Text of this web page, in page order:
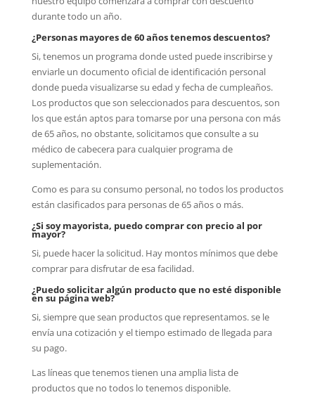
durante todo un año.
¿Personas mayores de 60 años tenemos descuentos?
Si, tenemos un programa donde usted puede inscribirse y
enviarle un documento oficial de identificación personal
donde pueda visualizarse su edad y fecha de cumpleaños.
Los productos que son seleccionados para descuentos, son
los que están aptos para tomarse por una persona con más
de 65 años, no obstante, solicitamos que consulte a su
médico de cabecera para cualquier programa de
suplementación.
Como es para su consumo personal, no todos los productos
están clasificados para personas de 65 años o más.
¿Si soy mayorista, puedo comprar con precio al por
mayor?
Si, puede hacer la solicitud. Hay montos mínimos que debe
comprar para disfrutar de esa facilidad.
¿Puedo solicitar algún producto que no esté disponible
en su página web?
Si, siempre que sean productos que representamos. se le
envía una cotización y el tiempo estimado de llegada para
su pago.
Las líneas que tenemos tienen una amplia lista de
productos que no todos lo tenemos disponible.